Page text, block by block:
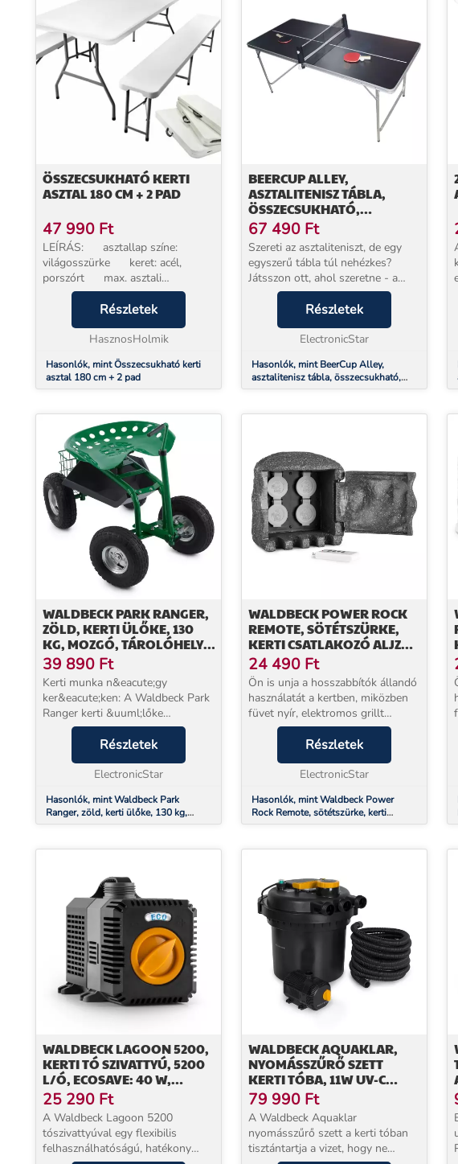
ÖSSZECSUKHATÓ KERTI
ASZTAL 180 CM + 2 PAD
47 990 Ft
LEÍRÁS: asztallap színe:
világosszürke keret: acél,
porszórt max. asztali
teherbírás: 175 kg max. pad
teherbírása: 230 kg A TÁBLÁZAT
Részletek
HasznosHolmik
Hasonlók, mint Összecsukható kerti
asztal 180 cm + 2 pad
BEERCUP ALLEY,
ASZTALITENISZ TÁBLA,
ÖSSZECSUKHATÓ,
HÁLÓVAL, 2 ASZTALITENISZ
ÜTŐ, 6 LABDÁCSKA,
LABDATARTÓK
67 490 Ft
Szereti az asztaliteniszt, de egy
egyszerű tábla túl nehézkes?
Játsszon ott, ahol szeretne - a
mobil, összecsukható BeerCup
Alley Pingpong-Classics
asztalitenisz táblával.
Összecsukva 80 x 8 x 90 cm m...
Részletek
ElectronicStar
Hasonlók, mint BeerCup Alley,
asztalitenisz tábla, összecsukható,
hálóval, 2 asztalitenisz ütő, 6
WALDBECK PARK RANGER,
ZÖLD, KERTI ÜLŐKE, 130
KG, MOZGÓ, TÁROLÓHELY,
ACÉL
39 890 Ft
Kerti munka n&eacute;gy
ker&eacute;ken: A Waldbeck Park
Ranger kerti &uuml;lőke
felszabad&iacute;tja a
t&eacute;rdet &eacute;s a
h&aacute;tat a kerti munka
sor&aacute;n.A praktikus
Részletek
ElectronicStar
Hasonlók, mint Waldbeck Park
Ranger, zöld, kerti ülőke, 130 kg,
mozgó, tárolóhely, acél
WALDBECK POWER ROCK
REMOTE, SÖTÉTSZÜRKE,
KERTI CSATLAKOZÓ ALJZAT,
4-ES ELOSZTÓ, 1,5 M,
TÁVIRÁNYÍTÓ, SZIKLA
24 490 Ft
Ön is unja a hosszabbítók állandó
használatát a kertben, miközben
füvet nyír, elektromos grillt
használ, vagy az esti party
megvilágítását rendezi? A
Waldbeck Power Rock Remote
dugaszoló aljzattal enn...
Részletek
ElectronicStar
Hasonlók, mint Waldbeck Power
Rock Remote, sötétszürke, kerti
csatlakozó aljzat, 4-es elosztó, 1,5 m,
WALDBECK LAGOON 5200,
KERTI TÓ SZIVATTYÚ, 5200
L/Ó, ECOSAVE: 40 W,
MERÜLÉSI MÉLYSÉG 4,8 M
25 290 Ft
A Waldbeck Lagoon 5200
tószivattyúval egy flexibilis
felhasználhatóságú, hatékony
WALDBECK AQUAKLAR,
NYOMÁSSZŰRŐ SZETT
KERTI TÓBA, 11W UV-C
TISZTÍTÓ, 35W PUMPA, 5 M
TÖMLŐ
79 990 Ft
A Waldbeck Aquaklar
nyomásszűrő szett a kerti tóban
tisztántartja a vizet, hogy ne